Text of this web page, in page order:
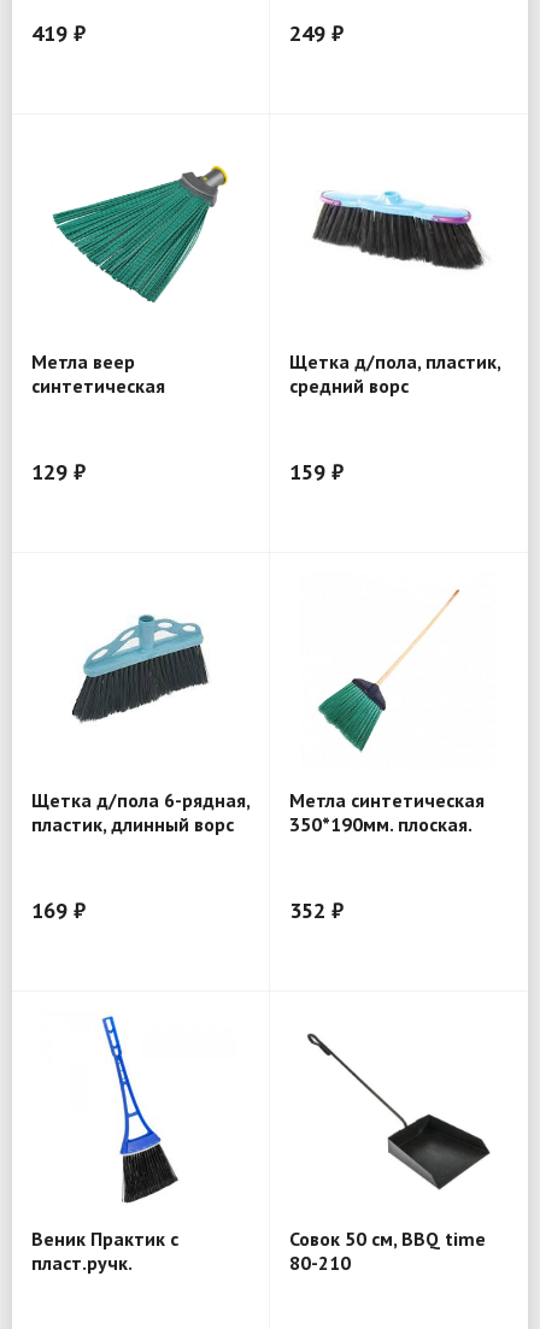
419 ₽ 249 ₽
Метла веер
синтетическая
129 ₽
Щетка д/пола, пластик,
средний ворс
159 ₽
Щетка д/пола 6-рядная,
пластик, длинный ворс
169 ₽
Метла синтетическая
350*190мм. плоская.
352 ₽
Веник Практик с
пласт.ручк.
Совок 50 см, BBQ time
80-210